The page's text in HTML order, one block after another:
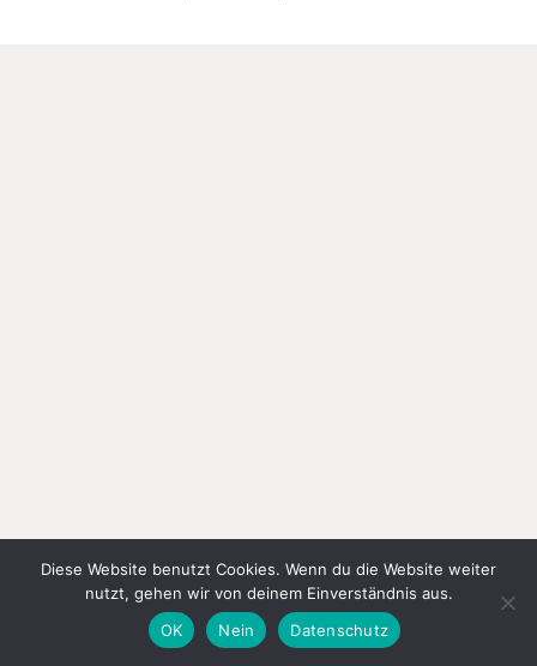
Diese Website benutzt Cookies. Wenn du die Website weiter
nutzt, gehen wir von deinem Einverständnis aus.
OK
Nein Datenschutz